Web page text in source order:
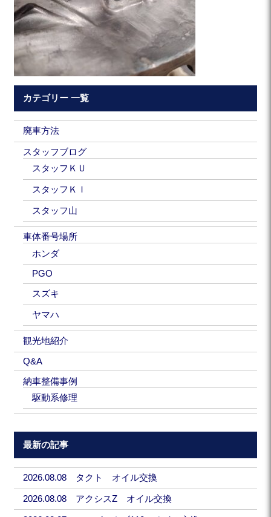
カテゴリー 一覧
廃車方法
スタッフブログ
スタッフＫＵ
スタッフＫＩ
スタッフ山
車体番号場所
ホンダ
PGO
スズキ
ヤマハ
観光地紹介
Q&A
納車整備事例
駆動系修理
最新の記事
2026.08.08 タクト オイル交換
2026.08.08 アクシスZ オイル交換